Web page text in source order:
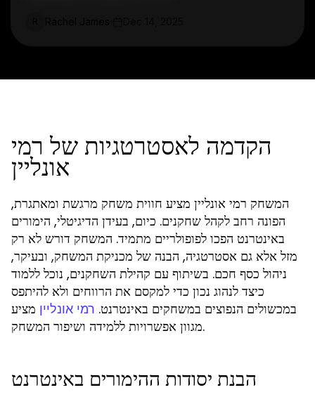
הקדמה לאסטרטגיות של רמי
אונליין
המשחק רמי אונליין מציע חווית משחק מרגשת ומאתגרת,
הפונה רחב לקהל שחקנים. כיום, בעידן הדיגיטלי, הימורים
באינטרנט הפכו לפופולריים מתמיד. המשחק דורש לא רק
מזל אלא גם אסטרטגיה, הבנה של מכניקת המשחק, ובעיקר,
ניהול כסף חכם. בשיתוף עם קהילת השחקנים, נוכל ללמוד
כיצד לנהוג נכון כדי למקסם את הרווחים ולא להיתפס
במכשולים הנפוצים במשחקים באינטרנט. רמי אונליין מציע
מגוון אפשרויות ללמידה ושיפור המשחק.
הבנת יסודות ההימורים באינטרנט